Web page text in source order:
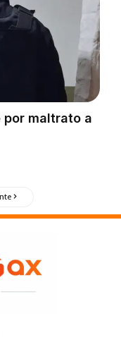
por maltrato a